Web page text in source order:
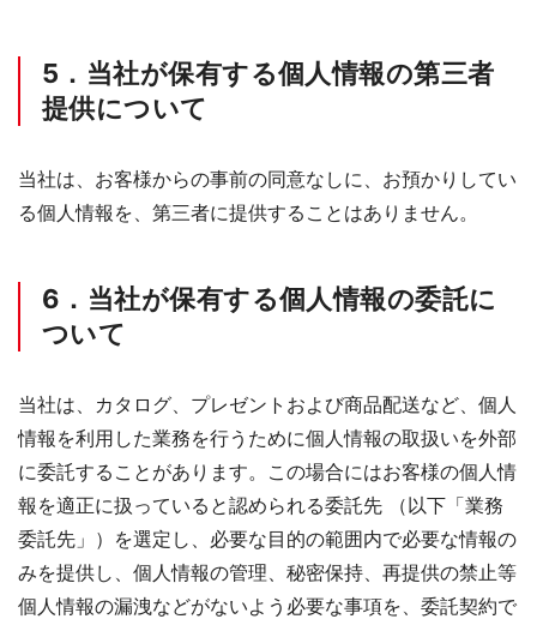
5．当社が保有する個人情報の第三者
提供について
当社は、お客様からの事前の同意なしに、お預かりしてい
る個人情報を、第三者に提供することはありません。
6．当社が保有する個人情報の委託に
ついて
当社は、カタログ、プレゼントおよび商品配送など、個人
情報を利用した業務を行うために個人情報の取扱いを外部
に委託することがあります。この場合にはお客様の個人情
報を適正に扱っていると認められる委託先 （以下「業務
委託先」）を選定し、必要な目的の範囲内で必要な情報の
みを提供し、個人情報の管理、秘密保持、再提供の禁止等
個人情報の漏洩などがないよう必要な事項を、委託契約で